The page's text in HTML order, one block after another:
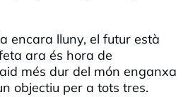
encara lluny, el futur està
ara és hora de
més dur del món enganxa
objectiu per a tots tres.